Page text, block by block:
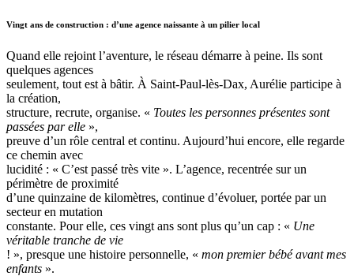
Vingt ans de construction : d’une agence naissante à un pilier local
Quand elle rejoint l’aventure, le réseau démarre à peine. Ils sont
quelques agences
seulement, tout est à bâtir. À Saint-Paul-lès-Dax, Aurélie participe à
la création,
structure, recrute, organise. « Toutes les personnes présentes sont
passées par elle »,
preuve d’un rôle central et continu. Aujourd’hui encore, elle regarde
ce chemin avec
lucidité : « C’est passé très vite ». L’agence, recentrée sur un
périmètre de proximité
d’une quinzaine de kilomètres, continue d’évoluer, portée par un
secteur en mutation
constante. Pour elle, ces vingt ans sont plus qu’un cap : « Une
véritable tranche de vie
! », presque une histoire personnelle, « mon premier bébé avant mes
enfants ».